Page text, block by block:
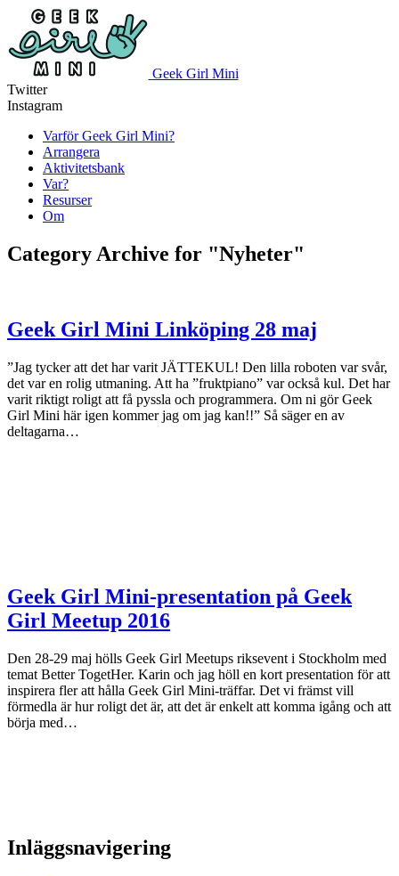
Geek Girl Mini
Twitter
Instagram
Varför Geek Girl Mini?
Arrangera
Aktivitetsbank
Var?
Resurser
Om
Category Archive for "Nyheter"
Geek Girl Mini Linköping 28 maj
”Jag tycker att det har varit JÄTTEKUL! Den lilla roboten var svår,
det var en rolig utmaning. Att ha ”fruktpiano” var också kul. Det har
varit riktigt roligt att få pyssla och programmera. Om ni gör Geek
Girl Mini här igen kommer jag om jag kan!!” Så säger en av
deltagarna…
Geek Girl Mini-presentation på Geek
Girl Meetup 2016
Den 28-29 maj hölls Geek Girl Meetups riksevent i Stockholm med
temat Better TogetHer. Karin och jag höll en kort presentation för att
inspirera fler att hålla Geek Girl Mini-träffar. Det vi främst vill
förmedla är hur roligt det är, att det är enkelt att komma igång och att
börja med…
Inläggsnavigering